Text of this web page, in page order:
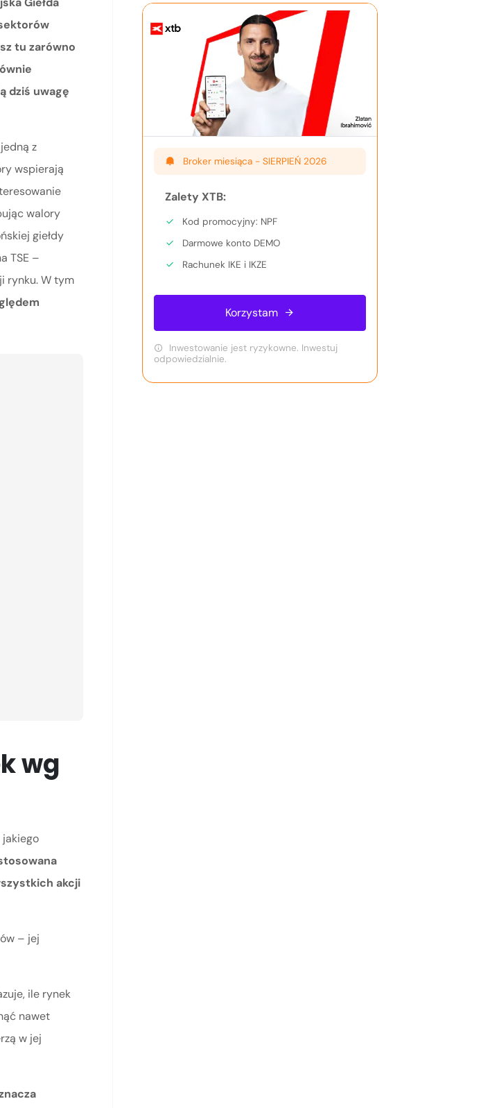
tu zarówno
dziś uwagę
z
wspierają
walory
giełdy
TSE –
rynku. W tym
wg
jakiego
akcji
– jej
ile rynek
nawet
w jej
Broker miesiąca -SIERPIEŃ 2026
Zalety XTB:
Kod promocyjny: NPF
Darmowe konto DEMO
Rachunek IKE i IKZE
Korzystam
Inwestowanie jest ryzykowne. Inwestuj
odpowiedzialnie.